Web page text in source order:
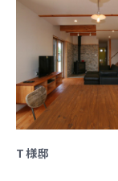
T様邸